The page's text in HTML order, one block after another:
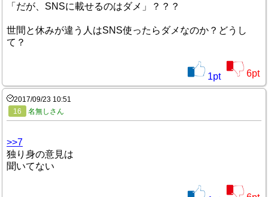
「だが、SNSに載せるのはダメ」？？？
世間と休みが違う人はSNS使ったらダメなのか？どうし
て？
1pt 6pt
2017/09/23 10:51
16
名無しさん
>>7
独り身の意見は
聞いてない